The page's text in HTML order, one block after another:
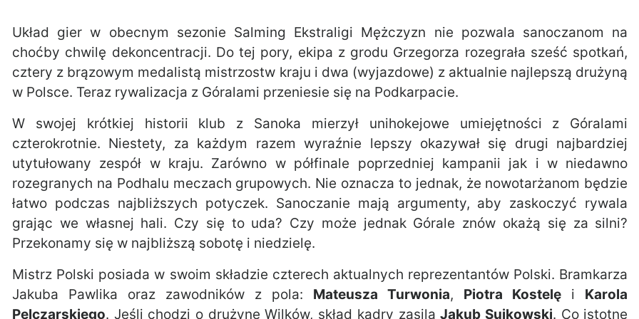
Układ gier w obecnym sezonie Salming Ekstraligi Mężczyzn nie pozwala sanoczanom na
choćby chwilę dekoncentracji. Do tej pory, ekipa z grodu Grzegorza rozegrała sześć spotkań,
cztery z brązowym medalistą mistrzostw kraju i dwa (wyjazdowe) z aktualnie najlepszą drużyną
w Polsce. Teraz rywalizacja z Góralami przeniesie się na Podkarpacie.
W swojej krótkiej historii klub z Sanoka mierzył unihokejowe umiejętności z Góralami
czterokrotnie. Niestety, za każdym razem wyraźnie lepszy okazywał się drugi najbardziej
utytułowany zespół w kraju. Zarówno w półfinale poprzedniej kampanii jak i w niedawno
rozegranych na Podhalu meczach grupowych. Nie oznacza to jednak, że nowotarżanom będzie
łatwo podczas najbliższych potyczek. Sanoczanie mają argumenty, aby zaskoczyć rywala
grając we własnej hali. Czy się to uda? Czy może jednak Górale znów okażą się za silni?
Przekonamy się w najbliższą sobotę i niedzielę.
Mistrz Polski posiada w swoim składzie czterech aktualnych reprezentantów Polski. Bramkarza
Jakuba Pawlika oraz zawodników z pola: Mateusza Turwonia, Piotra Kostelę i Karola
Pelczarskiego. Jeśli chodzi o drużynę Wilków, skład kadry zasilaJakub Sujkowski. Co istotne